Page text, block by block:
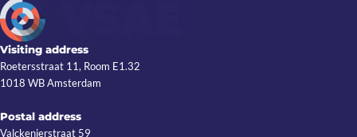
Visiting address
Roetersstraat 11, Room E1.32
1018 WB Amsterdam
Postal address
Valckenierstraat 59